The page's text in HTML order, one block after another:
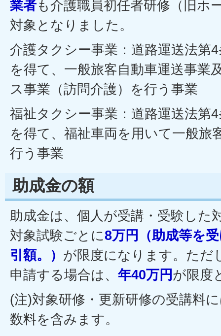
業者も介護職員初任者研修（旧ホ
対象となりました。
介護タクシー事業：道路運送法第
を得て、一般旅客自動車運送事業
ス事業（訪問介護）を行う事業
福祉タクシー事業：道路運送法第
を得て、福祉車両を用いて一般旅
行う事業
助成金の額
助成金は、個人が受講・受験した
対象試験ごとに8万円（助成等を
引額。） が限度になります。ただ
申請する場合は、 年40万円が限度
(注)対象研修・更新研修の受講料
数料を含みます。